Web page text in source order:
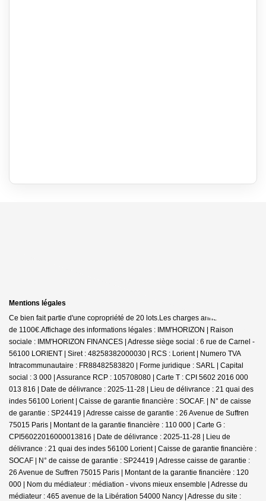
Mentions légales
Ce bien fait partie d'une copropriété de 20 lots.Les charges annuelles sont
de 1100€.Affichage des informations légales : IMM'HORIZON | Raison
sociale : IMM'HORIZON FINANCES | Adresse siège social : 6 rue de Carnel -
56100 LORIENT | Siret : 48258382000030 | RCS : Lorient | Numero TVA
Intracommunautaire : FR88482583820 | Forme juridique : SARL | Capital
social : 3 000 | Assurance RCP : 105708080 | Carte T : CPI 5602 2016 000
013 816 | Date de délivrance : 2025-11-28 | Lieu de délivrance : 21 quai des
indes 56100 Lorient | Caisse de garantie financière : SOCAF. | N° de caisse
de garantie : SP24419 | Adresse caisse de garantie : 26 Avenue de Suffren
75015 Paris | Montant de la garantie financière : 110 000 | Carte G :
CPI56022016000013816 | Date de délivrance : 2025-11-28 | Lieu de
délivrance : 21 quai des indes 56100 Lorient | Caisse de garantie financière :
SOCAF | N° de caisse de garantie : SP24419 | Adresse caisse de garantie :
26 Avenue de Suffren 75015 Paris | Montant de la garantie financière : 120
000 | Nom du médiateur : médiation - vivons mieux ensemble | Adresse du
médiateur : 465 avenue de la Libération 54000 Nancy | Adresse du site :